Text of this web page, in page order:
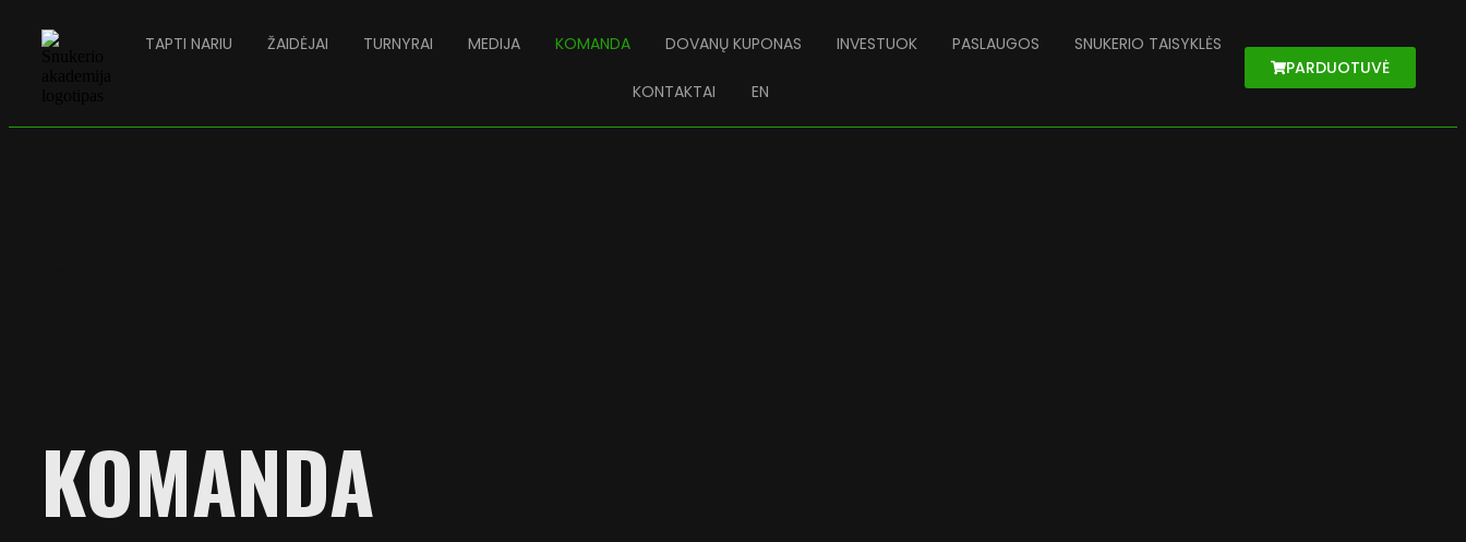
TAPTI NARIU ŽAIDĖJAI TURNYRAI MEDIJA KOMANDA DOVANŲ KUPONAS INVESTUOK PASLAUGOS SNUKERIO TAISYKLĖS
KONTAKTAI EN
PARDUOTUVĖ
KOMANDA